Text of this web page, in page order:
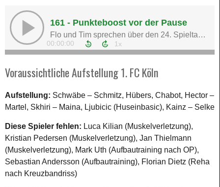
Voraussichtliche Aufstellung 1. FC Köln
Aufstellung: Schwäbe – Schmitz, Hübers, Chabot, Hector –
Martel, Skhiri – Maina, Ljubicic (Huseinbasic), Kainz – Selke
Diese Spieler fehlen: Luca Kilian (Muskelverletzung),
Kristian Pedersen (Muskelverletzung), Jan Thielmann
(Muskelverletzung), Mark Uth (Aufbautraining nach OP),
Sebastian Andersson (Aufbautraining), Florian Dietz (Reha
nach Kreuzbandriss)